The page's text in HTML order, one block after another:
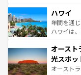
着のスイス
のような
ンメント
西部には
部のニュ
文化が魅
しみなが
ハワイ
年間を通
ハワイは
ワイ島は
島だが、
おすすめ
オースト
光スポッ
オースト